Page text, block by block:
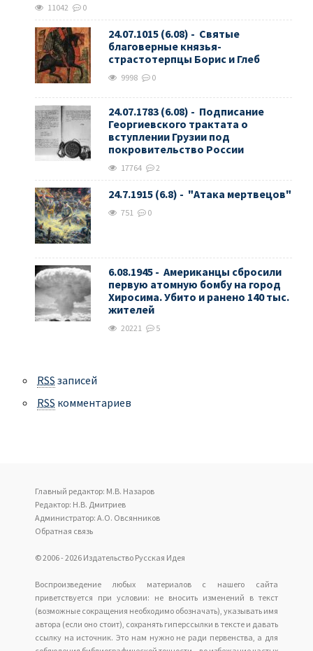
11042 0
24.07.1015 (6.08) - Святые
благоверные князья-
страстотерпцы Борис и Глеб
9998 0
24.07.1783 (6.08) - Подписание
Георгиевского трактата о
вступлении Грузии под
покровительство России
17764 2
24.7.1915 (6.8) - "Атака мертвецов"
751 0
6.08.1945 - Американцы сбросили
первую атомную бомбу на город
Хиросима. Убито и ранено 140 тыс.
жителей
20221 5
RSS записей
RSS комментариев
Главный редактор: М.В. Назаров
Редактор: Н.В. Дмитриев
Администратор: А.О. Овсянников
Обратная связь
© 2006 - 2026 Издательство Русская Идея
Воспроизведение любых материалов с нашего сайта
приветствуется при условии: не вносить изменений в текст
(возможные сокращения необходимо обозначать), указывать имя
автора (если оно стоит), сохранять гиперссылки в тексте и давать
ссылку на источник. Это нам нужно не ради первенства, а для